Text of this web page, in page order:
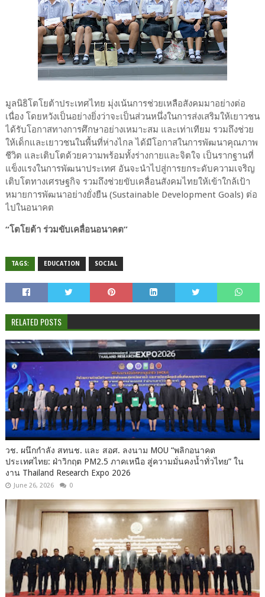
มูลนิธิโตโยต้าประเทศไทย มุ่งเน้นการช่วยเหลือสังคมมาอย่างต่อ
เนื่อง โดยหวังเป็นอย่างยิ่งว่าจะเป็นส่วนหนึ่งในการส่งเสริมให้เยาวชน
ได้รับโอกาสทางการศึกษาอย่างเหมาะสม และเท่าเทียม รวมถึงช่วย
ให้เด็กและเยาวชนในพื้นที่ห่างไกล ได้มีโอกาสในการพัฒนาคุณภาพ
ชีวิต และเติบโตด้วยความพร้อมทั้งร่างกายและจิตใจ เป็นรากฐานที่
แข็งแรงในการพัฒนาประเทศ อันจะนำไปสู่การยกระดับความเจริญ
เติบโตทางเศรษฐกิจ รวมถึงช่วยขับเคลื่อนสังคมไทยให้เข้าใกล้เป้า
หมายการพัฒนาอย่างยั่งยืน (Sustainable Development Goals) ต่อ
ไปในอนาคต
“โตโยต้า ร่วมขับเคลื่อนอนาคต”
TAGS: EDUCATION SOCIAL
RELATED POSTS
วช. ผนึกกำลัง สทนช. และ สอศ. ลงนาม MOU “พลิกอนาคต
ประเทศไทย: ฝ่าวิกฤต PM2.5 ภาคเหนือ สู่ความมั่นคงน้ำทั่วไทย” ใน
งาน Thailand Research Expo 2026
June 26, 2026 0